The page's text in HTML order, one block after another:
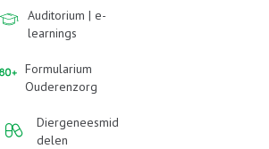
Auditorium | e-
learnings
Formularium
Ouderenzorg
Diergeneesmid
delen